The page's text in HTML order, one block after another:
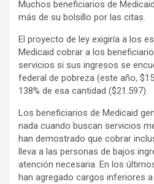
Muchos beneficiarios de
más de su bolsillo por las citas.
El proyecto de ley exigiría a los
Medicaid cobrar a los
servicios si sus ingresos se
federal de pobreza (este año,
138% de esa cantidad ($21.597).
Los beneficiarios de Medicaid
nada cuando buscan servicios
han demostrado que cobrar
lleva a las personas de bajos
atención necesaria. En los
han agregado cargos inferiores